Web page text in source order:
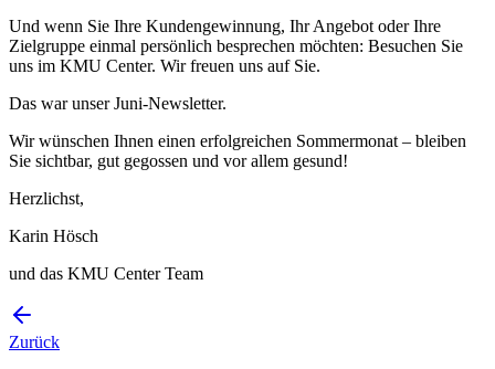
Und wenn Sie Ihre Kundengewinnung, Ihr Angebot oder Ihre
Zielgruppe einmal persönlich besprechen möchten: Besuchen Sie
uns im KMU Center. Wir freuen uns auf Sie.
Das war unser Juni-Newsletter.
Wir wünschen Ihnen einen erfolgreichen Sommermonat – bleiben
Sie sichtbar, gut gegossen und vor allem gesund!
Herzlichst,
Karin Hösch
und das KMU Center Team
Zurück